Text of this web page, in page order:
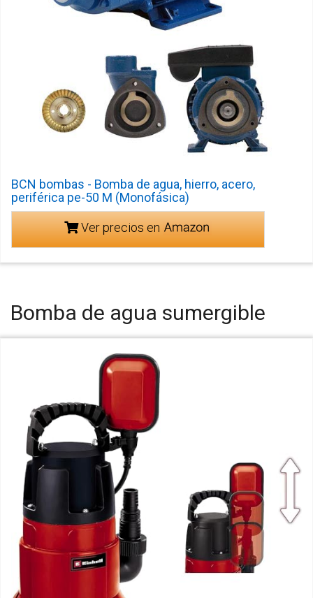
BCN bombas - Bomba de agua, hierro, acero,
periférica pe-50 M (Monofásica)
Ver precios en
Bomba de agua sumergible